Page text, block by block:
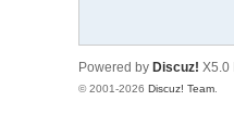
Powered by Discuz! X5.0
© 2001-2026 Discuz! Team